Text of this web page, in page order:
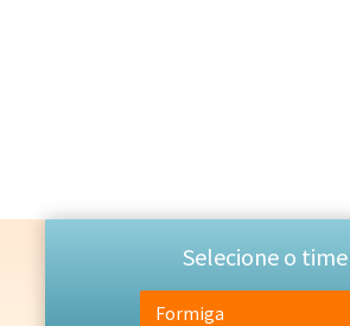
Selecione o time
Formiga